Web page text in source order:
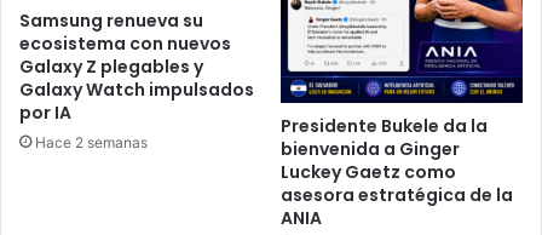
Samsung renueva su
ecosistema con nuevos
Galaxy Z plegables y
Galaxy Watch impulsados
por IA
Hace 2 semanas
Presidente Bukele da la
bienvenida a Ginger
Luckey Gaetz como
asesora estratégica de la
ANIA